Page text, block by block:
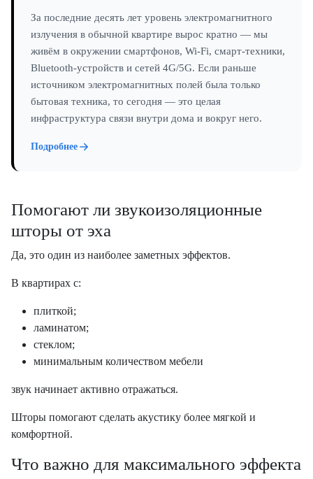
За последние десять лет уровень электромагнитного
излучения в обычной квартире вырос кратно — мы
живём в окружении смартфонов, Wi-Fi, смарт-техники,
Bluetooth-устройств и сетей 4G/5G. Если раньше
источником электромагнитных полей была только
бытовая техника, то сегодня — это целая
инфраструктура связи внутри дома и вокруг него.
Подробнее
Помогают ли звукоизоляционные
шторы от эха
Да, это один из наиболее заметных эффектов.
В квартирах с:
плиткой;
ламинатом;
стеклом;
минимальным количеством мебели
звук начинает активно отражаться.
Шторы помогают сделать акустику более мягкой и
комфортной.
Что важно для максимального эффекта